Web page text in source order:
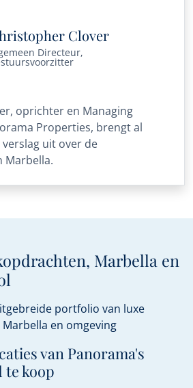
Clover
Directeur,
oprichter en Managing
Properties, brengt al
uit over de
Marbella.
Marbella en
portfolio van luxe
en omgeving
van Panorama's
te koop